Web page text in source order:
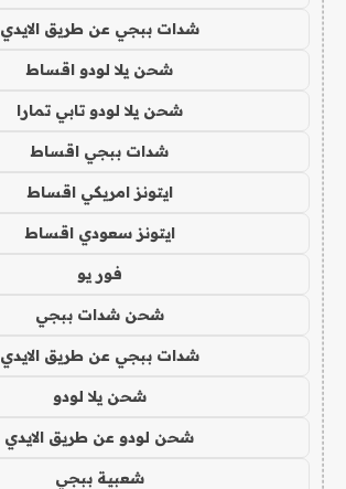
شدات ببجي عن طريق الايدي
شحن يلا لودو اقساط
شحن يلا لودو تابي تمارا
شدات ببجي اقساط
ايتونز امريكي اقساط
ايتونز سعودي اقساط
فور يو
شحن شدات ببجي
شدات ببجي عن طريق الايدي
شحن يلا لودو
شحن لودو عن طريق الايدي
شعبية ببجي